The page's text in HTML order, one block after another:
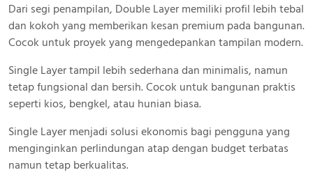
Dari segi penampilan, Double Layer memiliki profil lebih tebal
dan kokoh yang memberikan kesan premium pada bangunan.
Cocok untuk proyek yang mengedepankan tampilan modern.
Single Layer tampil lebih sederhana dan minimalis, namun
tetap fungsional dan bersih. Cocok untuk bangunan praktis
seperti kios, bengkel, atau hunian biasa.
Single Layer menjadi solusi ekonomis bagi pengguna yang
menginginkan perlindungan atap dengan budget terbatas
namun tetap berkualitas.